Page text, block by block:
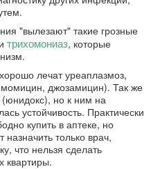
"вылезают" такие грозные
и трихомониаз, которые
лечат уреаплазмоз,
джозамицин). Так же
но к ним на
устойчивость. Практически
купить в аптеке, но
только врач,
что нельзя сделать
квартиры.